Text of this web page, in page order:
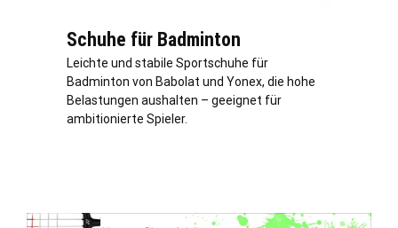
Schuhe für Badminton
Leichte und stabile Sportschuhe für
Badminton von Babolat und Yonex, die hohe
Belastungen aushalten – geeignet für
ambitionierte Spieler.